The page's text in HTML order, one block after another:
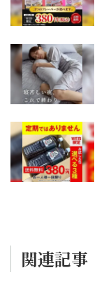
関連記事